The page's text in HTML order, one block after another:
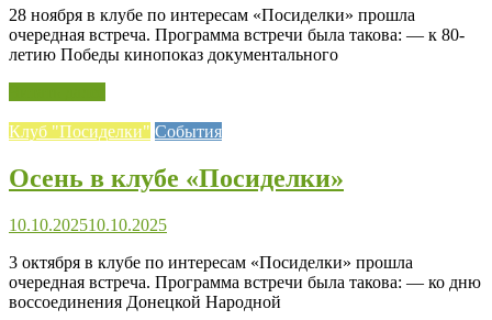
28 ноября в клубе по интересам «Посиделки» прошла
очередная встреча. Программа встречи была такова: — к 80-
летию Победы кинопоказ документального
Клуб "Посиделки" События
Осень в клубе «Посиделки»
10.10.202510.10.2025
3 октября в клубе по интересам «Посиделки» прошла
очередная встреча. Программа встречи была такова: — ко дню
воссоединения Донецкой Народной